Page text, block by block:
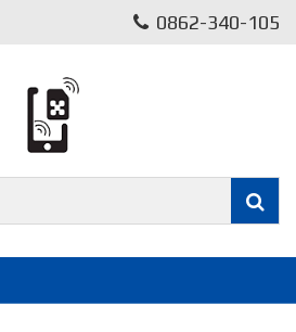
0862-340-105